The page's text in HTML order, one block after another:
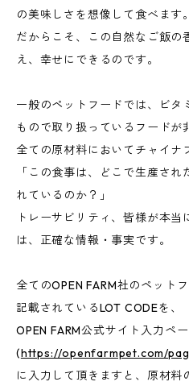
の美味しさを想像して食べます。
だからこそ、この自然なご飯の
え、幸せにできるのです。
一般のペットフードでは、ビタ
もので取り扱っているフードが
全ての原材料においてチャイナ
「この食事は、どこで生産さ
れているのか？」
トレーサビリティ、皆様が本
は、正確な情報・事実です。
全てのOPEN FARM社のペット
記載されているLOT CODEを、
OPEN FARM公式サイト入力ペ
(https://openfarmpet.com/
に入力して頂きますと、原材料